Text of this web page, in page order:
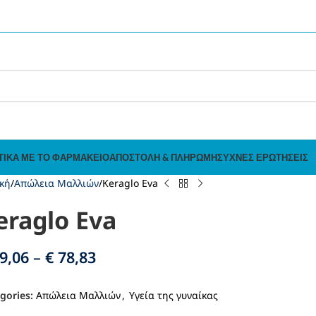
ΜΕ ΤΟ ΦΑΡΜΑΚΕΊΟΑΠΟΣΤΟΛΉ & ΠΛΗΡΩΜΉΣΥΧΝΈΣ ΕΡΩΤΉΣΕΙΣ
Απώλεια Μαλλιών Keraglo Eva
Eva
– € 78,83
Απώλεια Μαλλιών, Υγεία της γυναίκας